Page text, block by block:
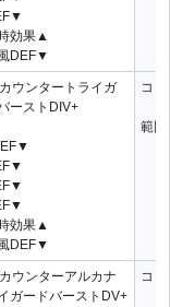
効果▲
DEF▼
ウンタートライガ
ーストDIV+
効果▲
DEF▼
コ
範
ウンターアルカナ
ガードバーストDV+
コ